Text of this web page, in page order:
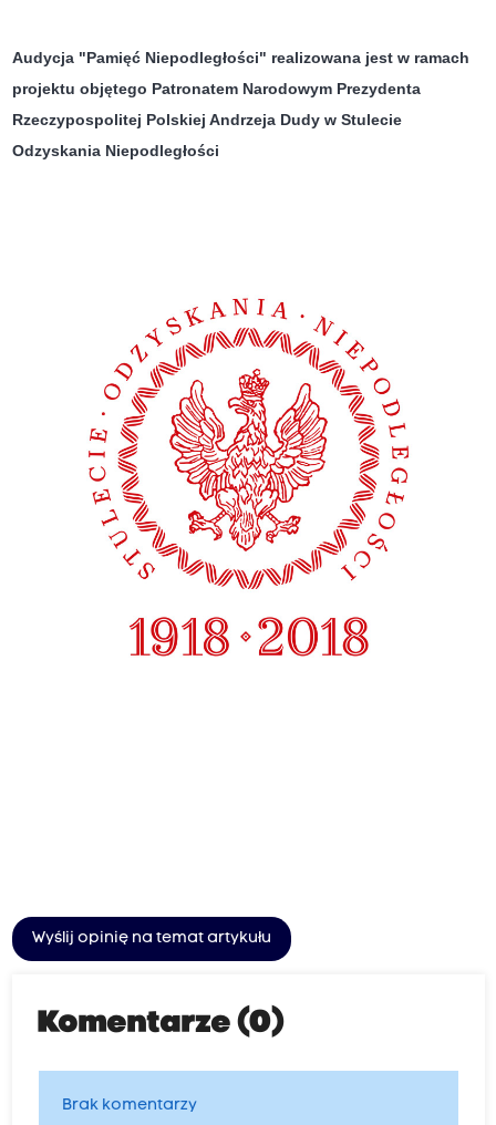
Audycja "Pamięć Niepodległości" realizowana jest w ramach
projektu objętego Patronatem Narodowym Prezydenta
Rzeczypospolitej Polskiej Andrzeja Dudy w Stulecie
Odzyskania Niepodległości
Wyślij opinię na temat artykułu
Komentarze (0)
Brak komentarzy